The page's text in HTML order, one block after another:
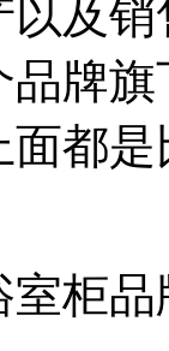
及
牌
都
柜品